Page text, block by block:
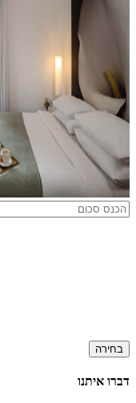
בחירה
דברו איתנו